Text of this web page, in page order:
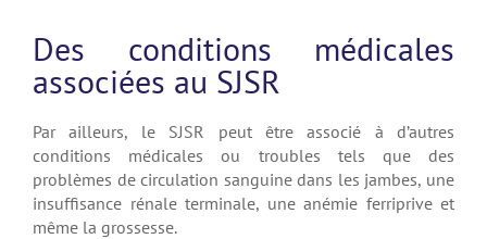
Des conditions médicales
associées au SJSR
Par ailleurs, le SJSR peut être associé à d’autres
conditions médicales ou troubles tels que des
problèmes de circulation sanguine dans les jambes, une
insuffisance rénale terminale, une anémie ferriprive et
même la grossesse.